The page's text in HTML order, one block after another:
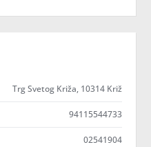
Trg Svetog Križa, 10314 Križ
94115544733
02541904